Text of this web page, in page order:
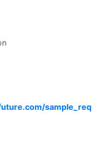
sample_req